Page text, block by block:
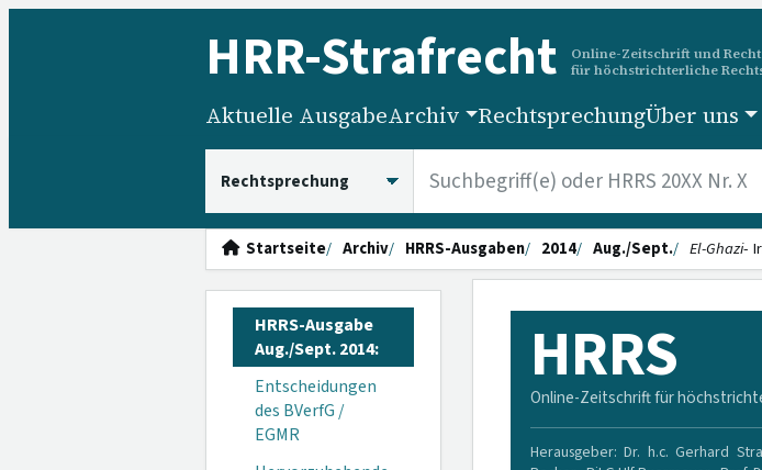
HRR-Strafrecht
Online-Zeitschrift und
für höchstrichterliche
Aktuelle AusgabeArchiv RechtsprechungÜber uns
Startseite Archiv HRRS-Ausgaben 2014 Aug./Sept. El-Ghazi-
HRRS-Ausgabe
Aug./Sept. 2014:
Entscheidungen
des BVerfG /
EGMR
HRRS
Online-Zeitschrift für
Herausgeber: Dr. h.c. Gerhard